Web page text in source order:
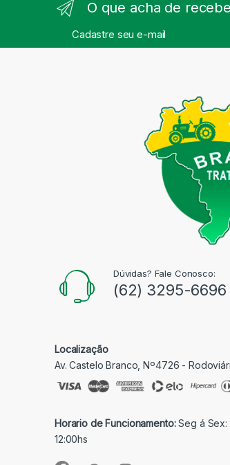
O que acha de
Cadastre seu e-mail
Dúvidas? Fale Conosco:
(62) 3295-
Localização
Av. Castelo Branco, Nº4726 -
Horario de Funcionamento:Seg á Sex:
12:00hs